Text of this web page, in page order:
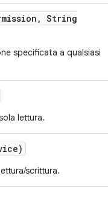
, String
specificata a qualsiasi
lettura.
scrittura.